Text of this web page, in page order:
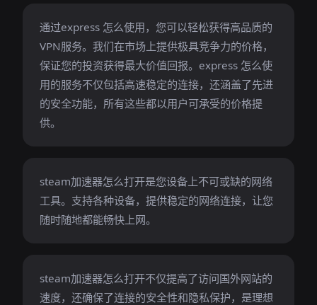
通过express 怎么使用，您可以轻松获得高品质的
VPN服务。我们在市场上提供极具竞争力的价格，
保证您的投资获得最大价值回报。express 怎么使
用的服务不仅包括高速稳定的连接，还涵盖了先进
的安全功能，所有这些都以用户可承受的价格提
供。
steam加速器怎么打开是您设备上不可或缺的网络
工具。支持各种设备，提供稳定的网络连接，让您
随时随地都能畅快上网。
steam加速器怎么打开不仅提高了访问国外网站的
速度，还确保了连接的安全性和隐私保护，是理想